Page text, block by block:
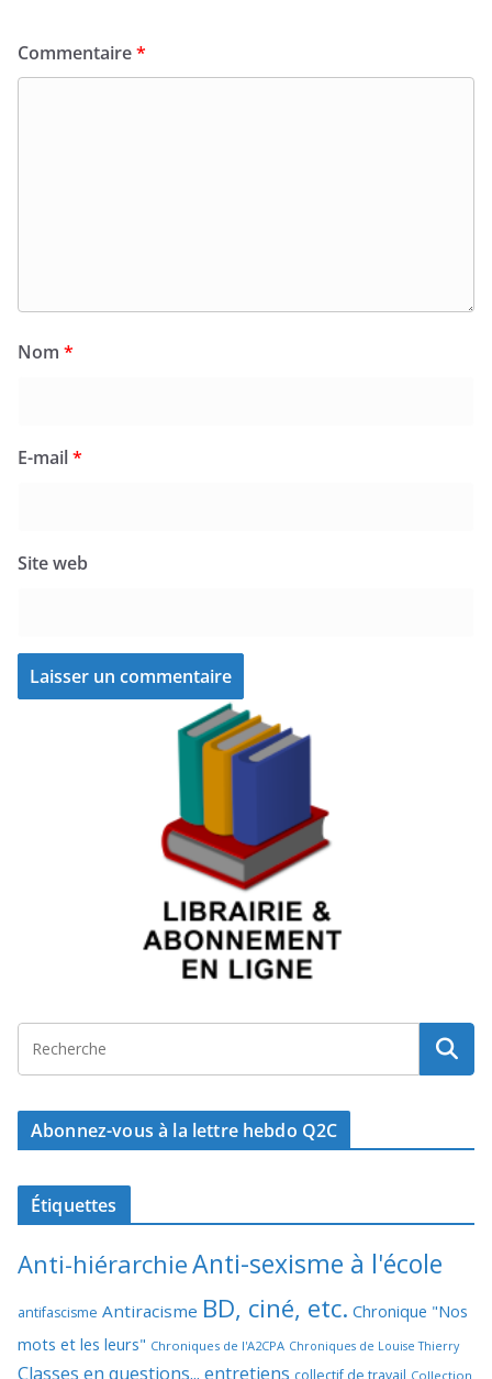
Commentaire*
Nom *
E-mail*
Site web
Abonnez-vous à la lettre hebdo Q2C
Étiquettes
Anti-hiérarchieAnti-sexisme à l'école
antifascisme Antiracisme BD, ciné, etc. Chronique "Nos
mots et les leurs" Chroniques de l'A2CPA Chroniques de Louise Thierry
Classes en questions... entretiens Collection